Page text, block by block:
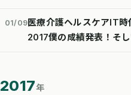
01/09医療介護ヘルスケアIT
2017僕の成績発表！そ
2017年